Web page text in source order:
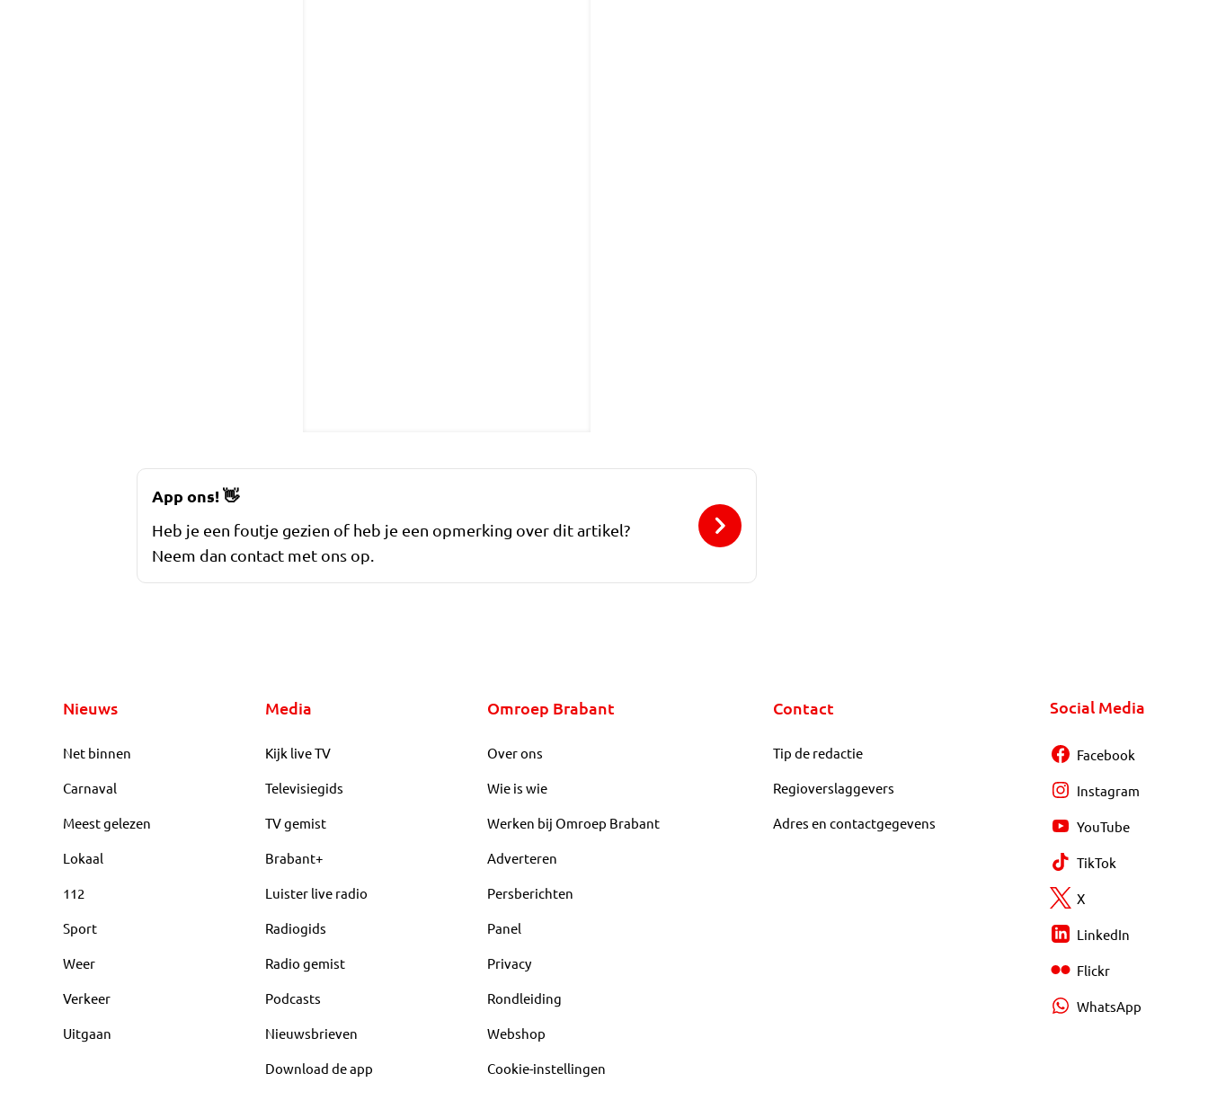
App ons!👋
Heb je een foutje gezien of heb je een opmerking over dit artikel?
Neem dan contact met ons op.
Nieuws
Net binnen
Carnaval
Meest gelezen
Lokaal
112
Sport
Weer
Verkeer
Uitgaan
Media
Kijk live TV
Televisiegids
TV gemist
Brabant+
Luister live radio
Radiogids
Radio gemist
Podcasts
Nieuwsbrieven
Download de app
Omroep Brabant
Over ons
Wie is wie
Werken bij Omroep Brabant
Adverteren
Persberichten
Panel
Privacy
Rondleiding
Webshop
Cookie-instellingen
Contact
Tip de redactie
Regioverslaggevers
Adres en contactgegevens
Social Media
Facebook
Instagram
YouTube
TikTok
X
LinkedIn
Flickr
WhatsApp